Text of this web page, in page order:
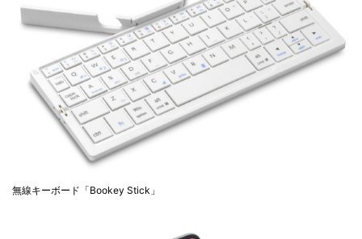
無線キーボード「Bookey Stick」